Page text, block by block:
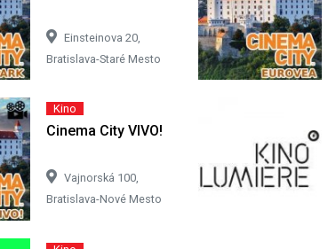
Einsteinova 20,
Bratislava-Staré Mesto
Kino
Cinema City VIVO!
Vajnorská 100,
Bratislava-Nové Mesto